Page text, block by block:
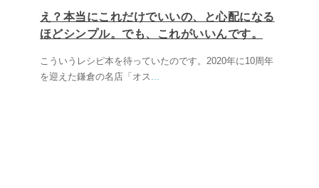
え？本当にこれだけでいいの、と心配になる
ほどシンプル。でも、これがいいんです。
こういうレシピ本を待っていたのです。2020年に10周年
を迎えた鎌倉の名店「オス ...